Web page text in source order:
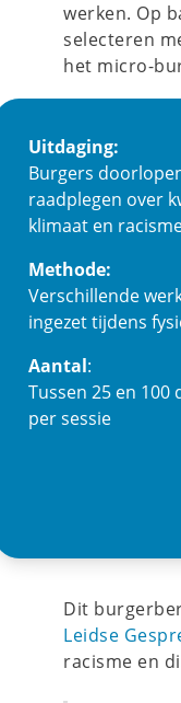
werken. Op
selecteren
het micro-
Uitdaging:
Burgers
raadplegen over
klimaat en
Methode:
Verschillende
ingezet tijdens
Aantal:
Tussen 25 en 100
per sessie
Dit
Leidse
racisme en